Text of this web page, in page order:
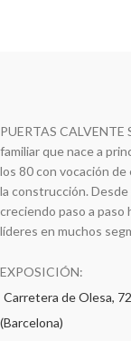
PUERTAS CALVENTE
familiar que nace a
los 80 con vocación
la construcción.
creciendo paso a paso
líderes en muchos
EXPOSICIÓN:
Carretera de Olesa,
(Barcelona)